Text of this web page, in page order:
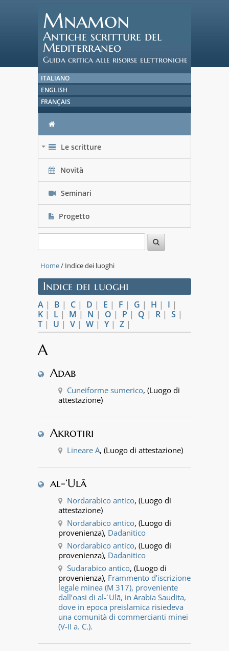
Mnamon
Antiche scritture del
Mediterraneo
Guida critica alle risorse elettroniche
ITALIANO
ENGLISH
FRANÇAIS
Le scritture
Novità
Seminari
Progetto
Home/ Indice dei luoghi
Indice dei luoghi
A | B | C | D | E | F | G | H | I |
K | L | M | N | O | P | Q | R | S |
T | U | V | W | Y| Z |
A
Adab
Cuneiforme sumerico, (Luogo di
attestazione)
Akrotiri
Lineare A, (Luogo di attestazione)
al-‘Ulā
Nordarabico antico, (Luogo di
attestazione)
Nordarabico antico, (Luogo di
provenienza), Dadanitico
Nordarabico antico, (Luogo di
provenienza), Dadanitico
Sudarabico antico, (Luogo di
provenienza), Frammento d’iscrizione
legale minea (M 317), proveniente
dall’oasi di al-ʿUlā, in Arabia Saudita,
dove in epoca preislamica risiedeva
una comunità di commercianti minei
(V-II a. C.).